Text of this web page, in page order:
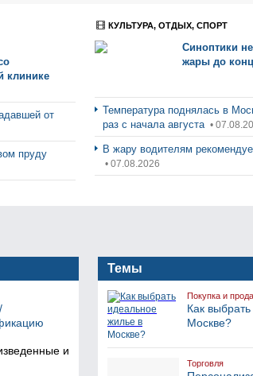
клинике
от
пруду
КУЛЬТУРА, ОТДЫХ, СПОРТ
Синоптики
жары до
Температура поднялась в
раз с начала августа •
В жару водителям
• 07.08.2026
и
Темы
Покупка и
Как
Москве?
Торговля